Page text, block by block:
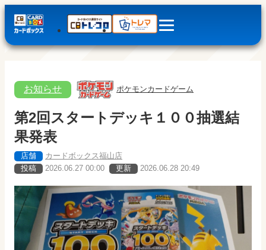
お知らせ ポケモンカードゲーム
第2回スタートデッキ１００抽選結
果発表
店舗
カードボックス福山店
投稿
2026.06.27 00:00 更新 2026.06.28 20:49